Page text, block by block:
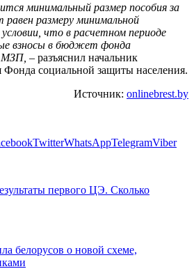
минимальный размер пособия за
размеру минимальной
что в расчетном периоде
взносы в бюджет фонда
МЗП, – разъяснил начальник
Фонда социальной защиты населения.
Источник: onlinebrest.by
TwitterWhatsAppTelegramViber
первого ЦЭ. Сколько
белорусов о новой схеме,